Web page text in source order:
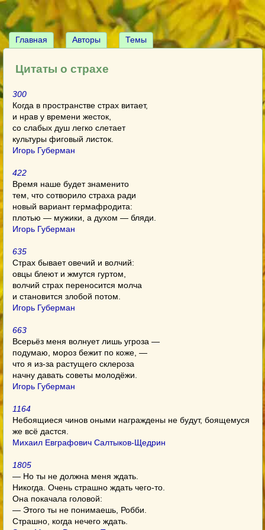
Главная Авторы Темы
Цитаты о страхе
300
Когда в пространстве страх витает,
и нрав у времени жесток,
со слабых душ легко слетает
культуры фиговый листок.
Игорь Губерман
422
Время наше будет знаменито
тем, что сотворило страха ради
новый вариант гермафродита:
плотью — мужики, а духом — бляди.
Игорь Губерман
635
Страх бывает овечий и волчий:
овцы блеют и жмутся гуртом,
волчий страх переносится молча
и становится злобой потом.
Игорь Губерман
663
Всерьёз меня волнует лишь угроза —
подумаю, мороз бежит по коже, —
что я из-за растущего склероза
начну давать советы молодёжи.
Игорь Губерман
1164
Небоящиеся чинов оными награждены не будут, боящемуся
же всё дастся.
Михаил Евграфович Салтыков-Щедрин
1805
— Но ты не должна меня ждать.
Никогда. Очень страшно ждать чего-то.
Она покачала головой:
— Этого ты не понимаешь, Робби.
Страшно, когда нечего ждать.